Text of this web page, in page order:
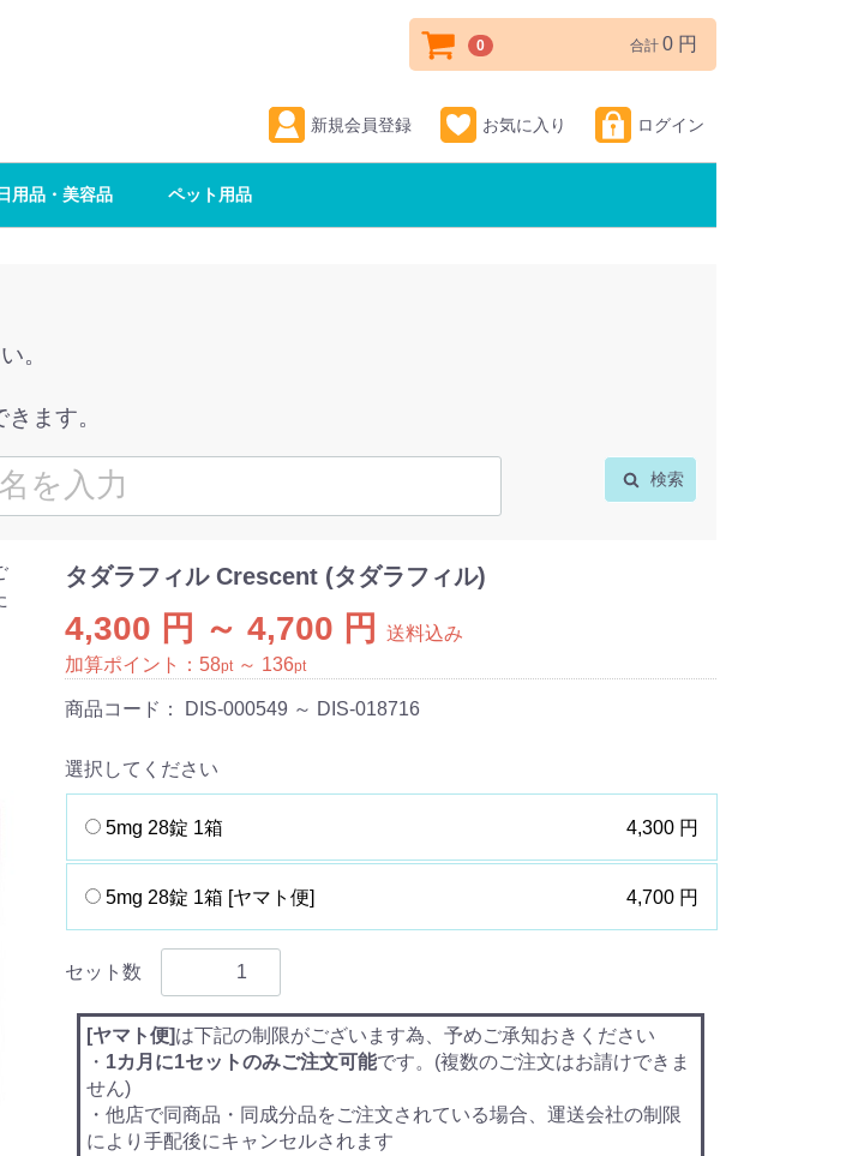
新規会員登録 お気に入り ログイン
0 合計 0 円
日用品・美容品 ペット用品
。
ます。
検索
タダラフィル Crescent (タダラフィル)
4,300 円 ～ 4,700 円
送料込み
加算ポイント： 58pt ～ 136pt
商品コード： DIS-000549 ～ DIS-018716
選択してください
5mg 28錠 1箱 4,300 円
5mg 28錠 1箱 [ヤマト便] 4,700 円
セット数
[ヤマト便]は下記の制限がございます為、予めご承知おきください
・ 1カ月に1セットのみご注文可能です。(複数のご注文はお請けできま
せん)
・他店で同商品・同成分品をご注文されている場合、運送会社の制限
により手配後にキャンセルされます